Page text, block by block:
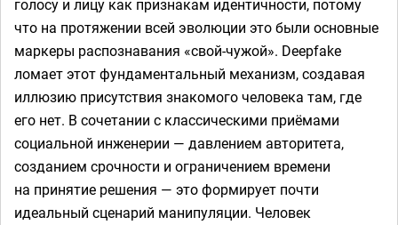
голосу и лицу как признакам идентичности, потому
что на протяжении всей эволюции это были основные
маркеры распознавания «свой-чужой». Deepfake
ломает этот фундаментальный механизм, создавая
иллюзию присутствия знакомого человека там, где
его нет. В сочетании с классическими приёмами
социальной инженерии — давлением авторитета,
созданием срочности и ограничением времени
на принятие решения — это формирует почти
идеальный сценарий манипуляции. Человек